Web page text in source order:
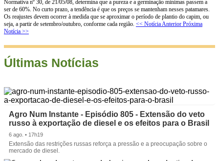
Normativa nº 30, de 21/05/08, determina que a pureza e a germinação mínimas passem a
ser de 60%. No curto prazo, a tendência é que os preços se mantenham nesses patamares.
Os reajustes devem ocorrer à medida que se aproximar o período de plantio do capim, ou
seja, a partir de setembro/outubro, conforme cada região. << Notícia Anterior Próxima
Notícia >>
Últimas Notícias
Agro Num Instante - Episódio 805 - Extensão do veto
russo à exportação de diesel e os efeitos para o Brasil
6 ago. • 17h19
Extensão das restrições russas reforça a pressão e a preocupação sobre o
mercado de diesel.